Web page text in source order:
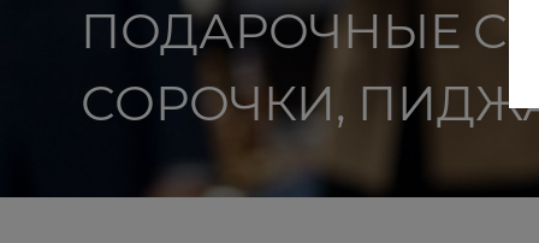
ПОДАРОЧНЫЕ
СОРОЧКИ,